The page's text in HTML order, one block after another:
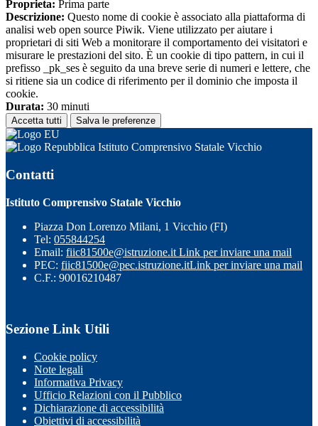
Proprieta: Prima parte
Descrizione: Questo nome di cookie è associato alla piattaforma di
analisi web open source Piwik. Viene utilizzato per aiutare i
proprietari di siti Web a monitorare il comportamento dei visitatori e
misurare le prestazioni del sito. È un cookie di tipo pattern, in cui il
prefisso _pk_ses è seguito da una breve serie di numeri e lettere, che
si ritiene sia un codice di riferimento per il dominio che imposta il
cookie.
Durata: 30 minuti
Accetta tutti Salva le preferenze
Istituto Comprensivo Statale Vicchio
Contatti
Istituto Comprensivo Statale Vicchio
Piazza Don Lorenzo Milani, 1 Vicchio (FI)
Tel: 055844254
Email: fiic81500e@istruzione.it Link per inviare una mail
PEC: fiic81500e@pec.istruzione.itLink per inviare una mail
C.F.: 90016210487
Sezione Link Utili
Cookie policy
Note legali
Informativa Privacy
Ufficio Relazioni con il Pubblico
Dichiarazione di accessibilità
Obiettivi di accessibilità